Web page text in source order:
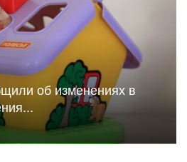
об изменениях в